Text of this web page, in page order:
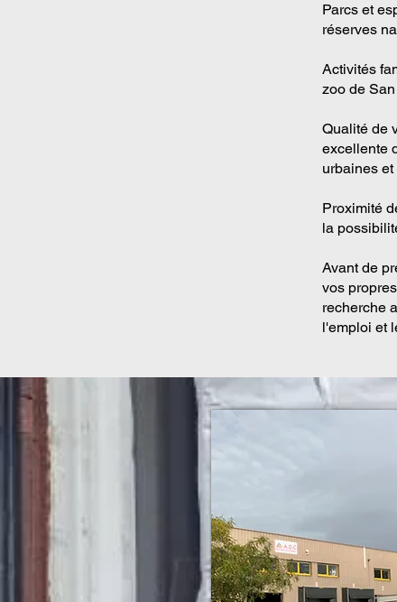
Parcs et
réserves
Activités
zoo de
Qualité de
excellente
urbaines
Proximité
la
Avant de
vos
recherche
l'emploi et